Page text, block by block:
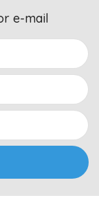
e-mail